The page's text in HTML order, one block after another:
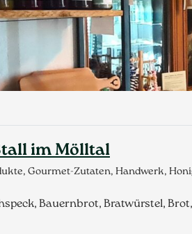
im Mölltal
Gourmet-Zutaten, Handwerk,
Bauernbrot, Bratwürstel,